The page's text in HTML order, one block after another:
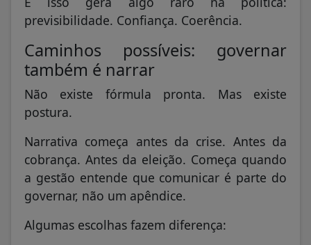
previsibilidade. Confiança. Coerência.
Caminhos possíveis: governar
também é narrar
Não existe fórmula pronta. Mas existe
postura.
Narrativa começa antes da crise. Antes da
cobrança. Antes da eleição. Começa quando
a gestão entende que comunicar é parte do
governar, não um apêndice.
Algumas escolhas fazem diferença: